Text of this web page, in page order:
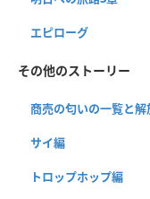
エピローグ
その他のストーリー
商売の匂いの一覧と解
サイ編
トロップホップ編